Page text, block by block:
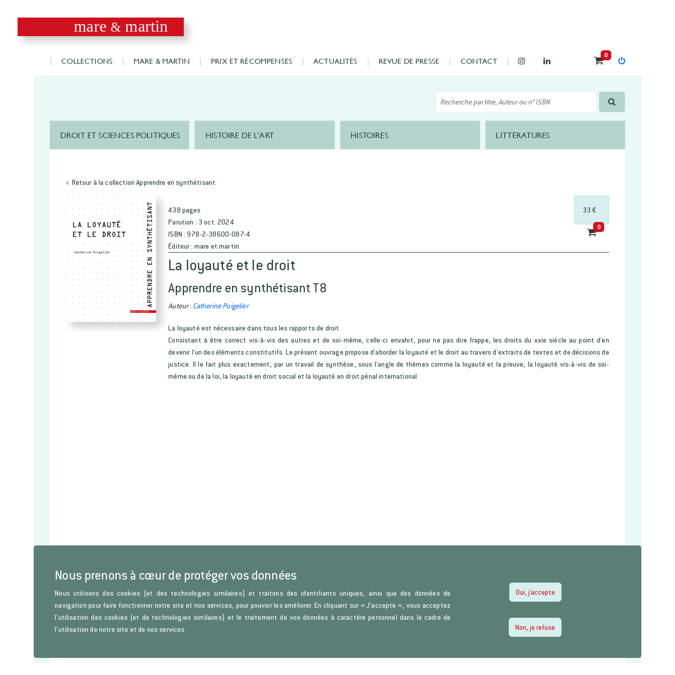
mare & martin
COLLECTIONS MARE & MARTIN PRIX ET RÉCOMPENSES ACTUALITÉS REVUE DE PRESSE CONTACT
0
DROIT ET SCIENCES POLITIQUES HISTOIRE DE L'ART HISTOIRES LITTÉRATURES
< Retour à la collection Apprendre en synthétisant
438 pages
Parution : 3 oct. 2024
ISBN : 978-2-38600-087-4
Éditeur : mare et martin
33 €
0
La loyauté et le droit
Apprendre en synthétisant T8
Auteur : Catherine Puigelier
La loyauté est nécessaire dans tous les rapports de droit.
Consistant à être correct vis-à-vis des autres et de soi-même, celle-ci envahit, pour ne pas dire frappe, les droits du xxie siècle au point d’en
devenir l’un des éléments constitutifs. Le présent ouvrage propose d’aborder la loyauté et le droit au travers d’extraits de textes et de décisions de
justice. Il le fait plus exactement, par un travail de synthèse, sous l’angle de thèmes comme la loyauté et la preuve, la loyauté vis-à-vis de soi-
même ou de la loi, la loyauté en droit social et la loyauté en droit pénal international.
Nous prenons à cœur de protéger vos données
Nous utilisons des cookies (et des technologies similaires) et traitons des identifiants uniques, ainsi que des données de
navigation pour faire fonctionner notre site et nos services, pour pouvoir les améliorer. En cliquant sur « J’accepte », vous acceptez
l’utilisation des cookies (et de technologies similaires) et le traitement de vos données à caractère personnel dans le cadre de
l’utilisation de notre site et de nos services.
Oui, j'accepte
Non, je refuse